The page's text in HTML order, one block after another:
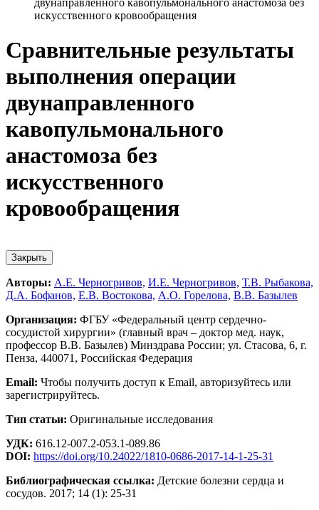
двунаправленного кавопульмонального анастомоза без
искусственного кровообращения
Сравнительные результаты
выполнения операции
двунаправленного
кавопульмонального
анастомоза без
искусственного
кровообращения
Закрыть
Авторы: А.Е. Черногривов, И.Е. Черногривов, Т.В. Рыбакова,
Д.А. Бофанов, Е.В. Востокова, А.О. Горелова, В.В. Базылев
Организация: ФГБУ «Федеральный центр сердечно-
сосудистой хирургии» (главный врач – доктор мед. наук,
профессор В.В. Базылев) Минздрава России; ул. Стасова, 6, г.
Пенза, 440071, Российская Федерация
Email: Чтобы получить доступ к Email, авторизуйтесь или
зарегистрируйтесь.
Тип статьи: Оригинальные исследования
УДК: 616.12-007.2-053.1-089.86
DOI: https://doi.org/10.24022/1810-0686-2017-14-1-25-31
Библиографическая ссылка: Детские болезни сердца и
сосудов. 2017; 14 (1): 25-31